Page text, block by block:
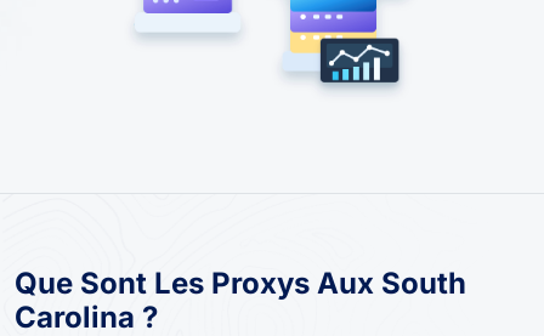
Que Sont Les Proxys Aux South
Carolina ?